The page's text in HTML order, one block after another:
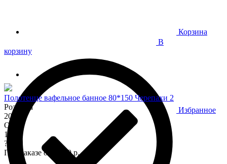
В
корзину
Полотенце вафельное банное 80*150 Черепахи 2
Розница
200
Опт
170
?
При заказе от 7 000 р.
Корзина
Избранное